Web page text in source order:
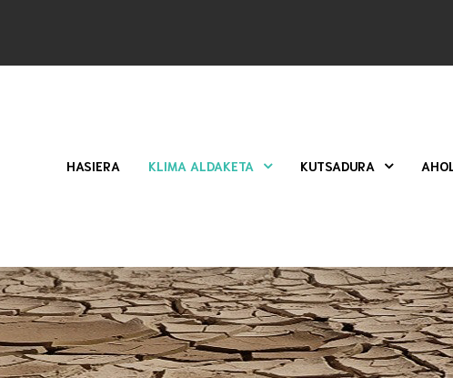
HASIERA KLIMA ALDAKETA KUTSADURA